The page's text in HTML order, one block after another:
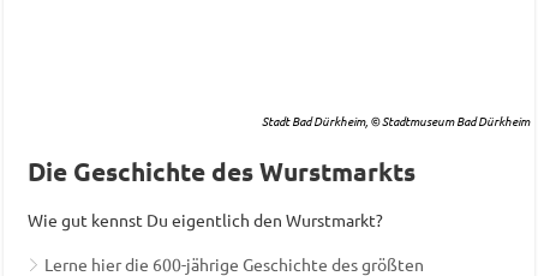
Stadt Bad Dürkheim, © Stadtmuseum Bad Dürkheim
Die Geschichte des Wurstmarkts
Wie gut kennst Du eigentlich den Wurstmarkt?
Lerne hier die 600-jährige Geschichte des größten